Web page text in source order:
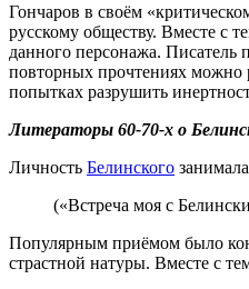
Гончаров в своём
русскому обществу. Вместе с
данного персонажа. Писатель
повторных прочтениях можно
попытках разрушить
Литераторы 60-70-х о
Личность Белинского
(«Встреча моя с
Популярным приёмом было
страстной натуры. Вместе с